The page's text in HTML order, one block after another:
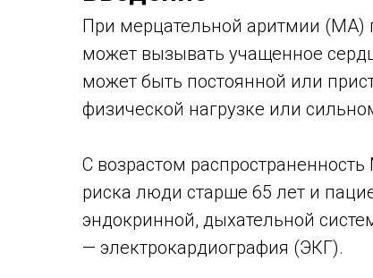
При мерцательной аритмии (МА)
может вызывать учащенное
может быть постоянной или
физической нагрузке или
С возрастом
риска люди старше 65 лет и
эндокринной, дыхательной
— электрокардиография (ЭКГ).